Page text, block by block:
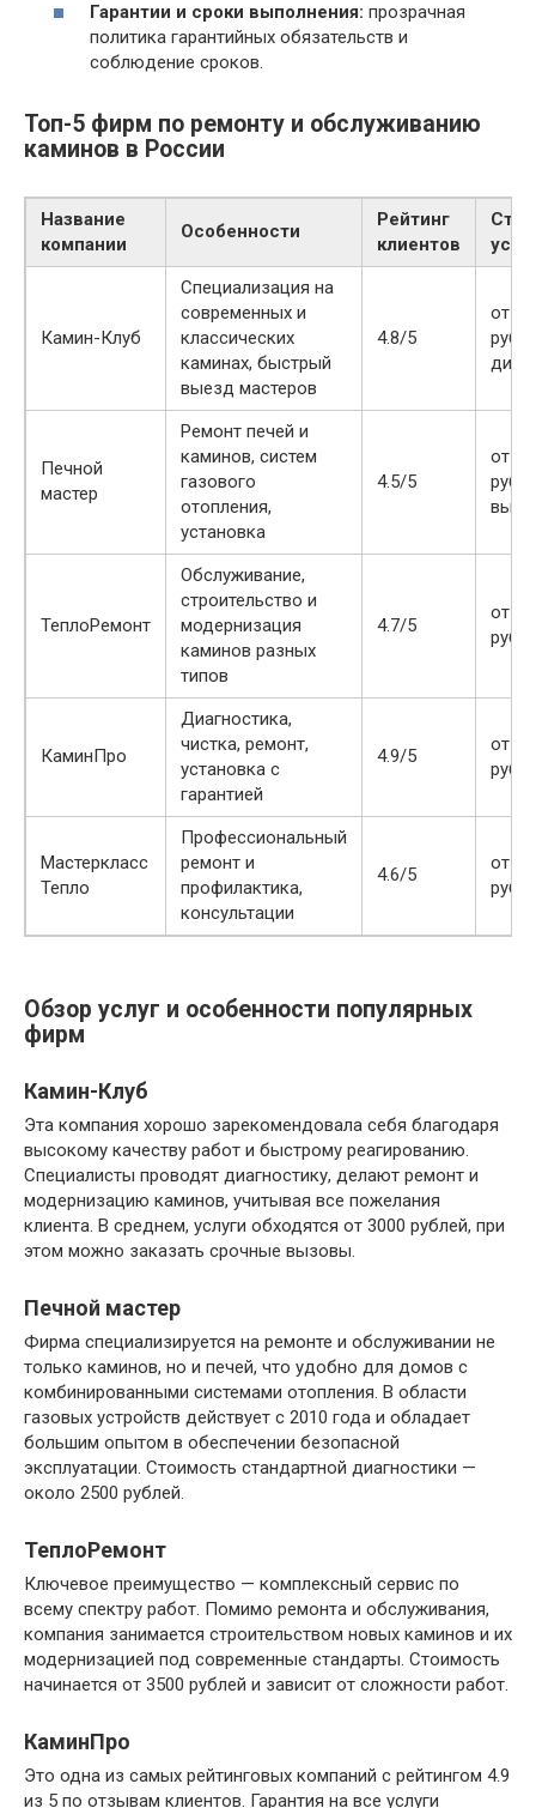
Гарантии и сроки выполнения: прозрачная
политика гарантийных обязательств и
соблюдение сроков.
Топ-5 фирм по ремонту и обслуживанию
каминов в России
Название
компании
Особенности
Рейтинг
клиентов
Камин-Клуб
Специализация на
современных и
классических
каминах, быстрый
выезд мастеров
4.8/5
от
Печной
мастер
Ремонт печей и
каминов, систем
газового
отопления,
установка
4.5/5
от
ТеплоРемонт
Обслуживание,
строительство и
модернизация
каминов разных
типов
4.7/5
от
КаминПро
Диагностика,
чистка, ремонт,
установка с
гарантией
4.9/5
от
Мастеркласс
Тепло
Профессиональный
ремонт и
профилактика,
консультации
4.6/5
от
Обзор услуг и особенности популярных
фирм
Камин-Клуб
Эта компания хорошо зарекомендовала себя благодаря
высокому качеству работ и быстрому реагированию.
Специалисты проводят диагностику, делают ремонт и
модернизацию каминов, учитывая все пожелания
клиента. В среднем, услуги обходятся от 3000 рублей, при
этом можно заказать срочные вызовы.
Печной мастер
Фирма специализируется на ремонте и обслуживании не
только каминов, но и печей, что удобно для домов с
комбинированными системами отопления. В области
газовых устройств действует с 2010 года и обладает
большим опытом в обеспечении безопасной
эксплуатации. Стоимость стандартной диагностики —
около 2500 рублей.
ТеплоРемонт
Ключевое преимущество — комплексный сервис по
всему спектру работ. Помимо ремонта и обслуживания,
компания занимается строительством новых каминов и их
модернизацией под современные стандарты. Стоимость
начинается от 3500 рублей и зависит от сложности работ.
КаминПро
Это одна из самых рейтинговых компаний с рейтингом 4.9
из 5 по отзывам клиентов. Гарантия на все услуги